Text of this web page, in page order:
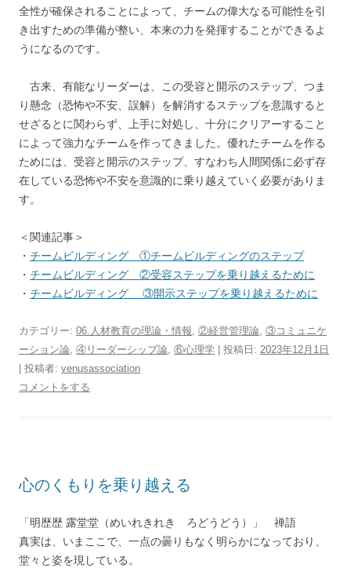
全性が確保されることによって、チームの偉大なる可能性を引
き出すための準備が整い、本来の力を発揮することができるよ
うになるのです。
古来、有能なリーダーは、この受容と開示のステップ、つま
り懸念（恐怖や不安、誤解）を解消するステップを意識すると
せざるとに関わらず、上手に対処し、十分にクリアーすること
によって強力なチームを作ってきました。優れたチームを作る
ためには、受容と開示のステップ、すなわち人間関係に必ず存
在している恐怖や不安を意識的に乗り越えていく必要がありま
す。
＜関連記事＞
・ チームビルディング ①チームビルディングのステップ
・ チームビルディング ②受容ステップを乗り越えるために
・ チームビルディング ③開示ステップを乗り越えるために
カテゴリー: 06.人材教育の理論・情報, ②経営管理論, ③コミュニケ
ーション論, ④リーダーシップ論, ⑥心理学 | 投稿日: 2023年12月1日
投稿者: venusassociation
コメントをする
心のくもりを乗り越える
「明歴歴 露堂堂（めいれきれき ろどうどう）」 禅語
真実は、いまここで、一点の曇りもなく明らかになっており、
堂々と姿を現している。